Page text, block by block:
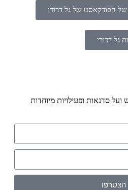
הפודקאסט של גל דרורי
גל דרורי
סדנאות ופעילויות מיוחדות
הצטרפו